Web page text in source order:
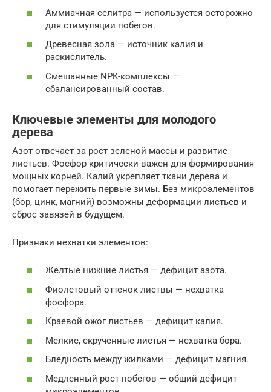
Аммиачная селитра — используется осторожно
для стимуляции побегов.
Древесная зола — источник калия и
раскислитель.
Смешанные NPK-комплексы —
сбалансированный состав.
Ключевые элементы для молодого
дерева
Азот отвечает за рост зеленой массы и развитие
листьев. Фосфор критически важен для формирования
мощных корней. Калий укрепляет ткани дерева и
помогает пережить первые зимы. Без микроэлементов
(бор, цинк, магний) возможны деформации листьев и
сброс завязей в будущем.
Признаки нехватки элементов:
Желтые нижние листья — дефицит азота.
Фиолетовый оттенок листвы — нехватка
фосфора.
Краевой ожог листьев — дефицит калия.
Мелкие, скрученные листья — нехватка бора.
Бледность между жилками — дефицит магния.
Медленный рост побегов — общий дефицит